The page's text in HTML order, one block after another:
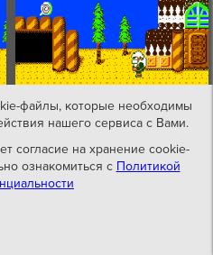
файлы, которые необходимы
нашего сервиса с Вами.
согласие на хранение cookie-
ознакомиться с Политикой